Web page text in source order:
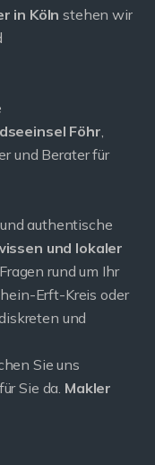
in Köln stehen wir
Föhr,
und Berater für
authentische
und lokaler
rund um Ihr
Erft-Kreis oder
und
Sie uns
Sie da. Makler